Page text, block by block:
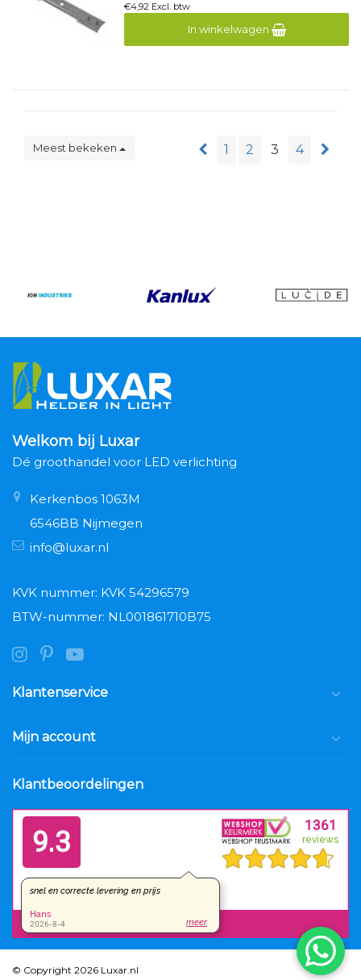
€4,92 Excl. btw
In winkelwagen
Meest bekeken 1 2 3 4
Welkom bij Luxar
Dé groothandel voor LED verlichting
Kerkenbos 1063M
6546BB Nijmegen
info@luxar.nl
KVK nummer: KVK 54296579
BTW-nummer: NL001861710B75
Klantenservice
Mijn account
Klantbeoordelingen
© Copyright 2026 Luxar.nl